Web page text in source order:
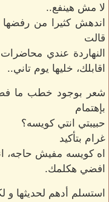
لا مش هينفع..
اندهش كثيرا من
قالت
النهاردة عندي
اقابلك، خليها يوم تاني..
شعر بوجود خطب ما
بإهتمام
حبيبتي انتي كويسه؟
غرام بتأكيد
اه كويسه مفيش حاجه،
افضي هكلمك.
استسلم أدهم لحديثها و